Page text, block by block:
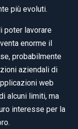
più evoluti.
poter lavorare
enorme il
probabilmente
aziendali di
web
alcuni limiti, ma
interesse per la